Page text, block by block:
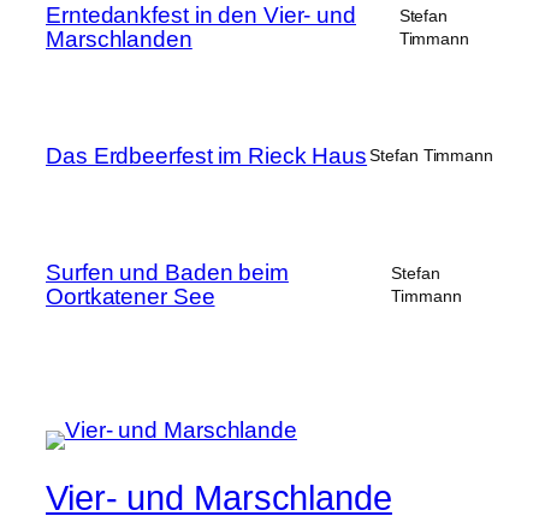
Erntedankfest in den Vier- und
Marschlanden
Stefan
Timmann
Das Erdbeerfest im Rieck Haus Stefan Timmann
Surfen und Baden beim
Oortkatener See
Stefan
Timmann
Vier- und Marschlande